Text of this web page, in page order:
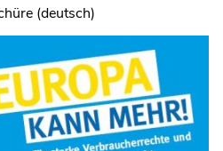
(deutsch)